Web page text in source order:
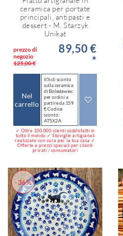
ceramica per portate
principali, antipasti e
dessert - M. Starzyk
Unikat
prezzo di
negozio
125,00 €
89,50 €
*
Nel
carrello
6% di sconto
sulla ceramica
di Bolesławiec
per ordini a
partire da 159
€ Codice
sconto:
AT5X2A
✓ Oltre 100.000 clienti soddisfatti in
tutto il mondo ✓ Stoviglie artigianali
realizzate con cura per la tua casa ✓
Offerte e prezzi speciali per clienti
privati / consumatori
-36%